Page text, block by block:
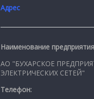
Адрес
Наименование
АО "БУХАРСКОЕ
ЭЛЕКТРИЧЕСКИХ СЕТЕЙ"
Телефон: